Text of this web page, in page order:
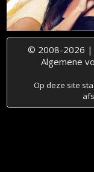
© 2008-2026 |
Algemene
Op deze site